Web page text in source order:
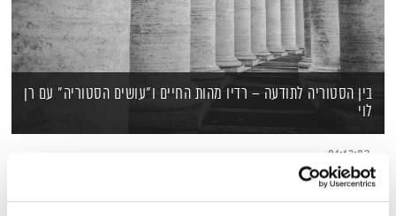
בין הסטוריה לתודעה – רדיו מהות החיים ו"עושים הסטוריה" עם רן
לוי
01:13:02
פעם בחודש נפגשים רן לוי ואסי זיגדון לדבר על מדע, הסטוריה,
טכנולוגיה ו…ערכים, תוך שהם מעלים שאלות, ולא מחפשים
תשובות. זהו שת"פ ראשון בין הפודקאסט המצליח בישראל "עושים